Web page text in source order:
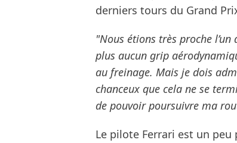
derniers tours du Grand
"Nous étions très proche l’un
plus aucun grip
au freinage. Mais je dois
chanceux que cela ne se
de pouvoir poursuivre ma
Le pilote Ferrari est un peu